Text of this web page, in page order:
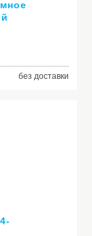
без доставки